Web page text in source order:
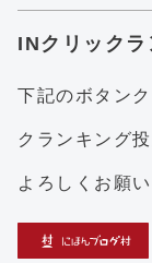
INクリックラ
下記のボタン
クランキング
よろしくお願